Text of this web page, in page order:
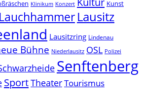
Klinikum Konzert Kunst
LauchhammerLausitz
Lausitzring Lindenau
Bühne Niederlausitz OSL Polizei
Senftenberg
SportTheaterTourismus